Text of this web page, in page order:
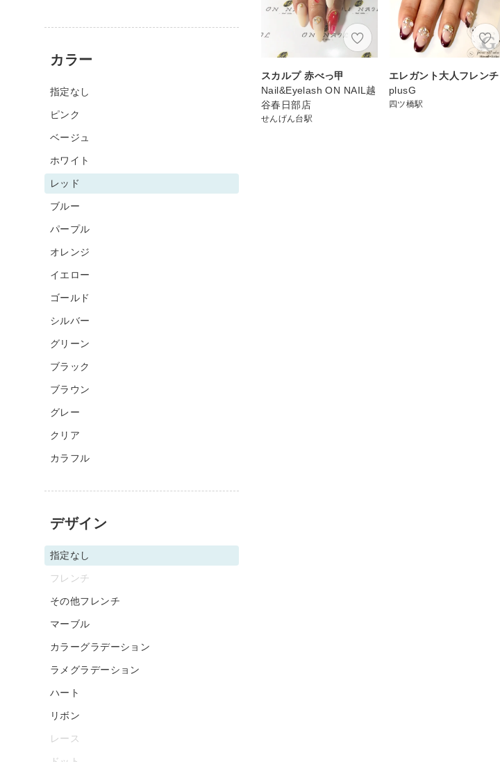
スカルプ 赤べっ甲
Nail&Eyelash ON NAIL越
谷春日部店
せんげん台駅
エレガント大人フレンチ
plusG
四ツ橋駅
カラー
指定なし
ピンク
ベージュ
ホワイト
レッド
ブルー
パープル
オレンジ
イエロー
ゴールド
シルバー
グリーン
ブラック
ブラウン
グレー
クリア
カラフル
デザイン
指定なし
フレンチ
その他フレンチ
マーブル
カラーグラデーション
ラメグラデーション
ハート
リボン
レース